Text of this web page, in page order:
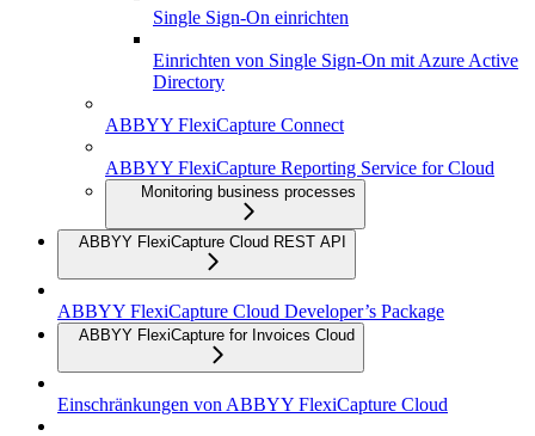
Single Sign-On einrichten
Einrichten von Single Sign-On mit Azure Active
Directory
ABBYY FlexiCapture Connect
ABBYY FlexiCapture Reporting Service for Cloud
Monitoring business processes
ABBYY FlexiCapture Cloud REST API
ABBYY FlexiCapture Cloud Developer’s Package
ABBYY FlexiCapture for Invoices Cloud
Einschränkungen von ABBYY FlexiCapture Cloud